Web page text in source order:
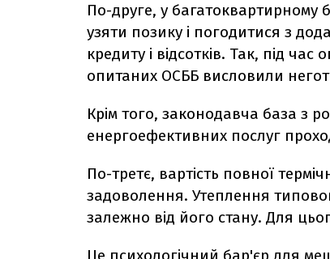
По-друге, у багатоквартирному
узяти позику і погодитися з
кредиту і відсотків. Так, під
опитаних ОСББ висловили
Крім того, законодавча база з
енергоефективних послуг
По-третє, вартість повної
задоволення. Утеплення
залежно від його стану. Для